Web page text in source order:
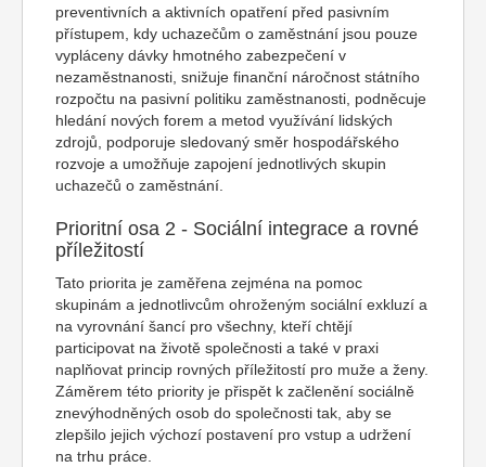
preventivních a aktivních opatření před pasivním
přístupem, kdy uchazečům o zaměstnání jsou pouze
vypláceny dávky hmotného zabezpečení v
nezaměstnanosti, snižuje finanční náročnost státního
rozpočtu na pasivní politiku zaměstnanosti, podněcuje
hledání nových forem a metod využívání lidských
zdrojů, podporuje sledovaný směr hospodářského
rozvoje a umožňuje zapojení jednotlivých skupin
uchazečů o zaměstnání.
Prioritní osa 2 - Sociální integrace a rovné
příležitostí
Tato priorita je zaměřena zejména na pomoc
skupinám a jednotlivcům ohroženým sociální exkluzí a
na vyrovnání šancí pro všechny, kteří chtějí
participovat na životě společnosti a také v praxi
naplňovat princip rovných příležitostí pro muže a ženy.
Záměrem této priority je přispět k začlenění sociálně
znevýhodněných osob do společnosti tak, aby se
zlepšilo jejich výchozí postavení pro vstup a udržení
na trhu práce.